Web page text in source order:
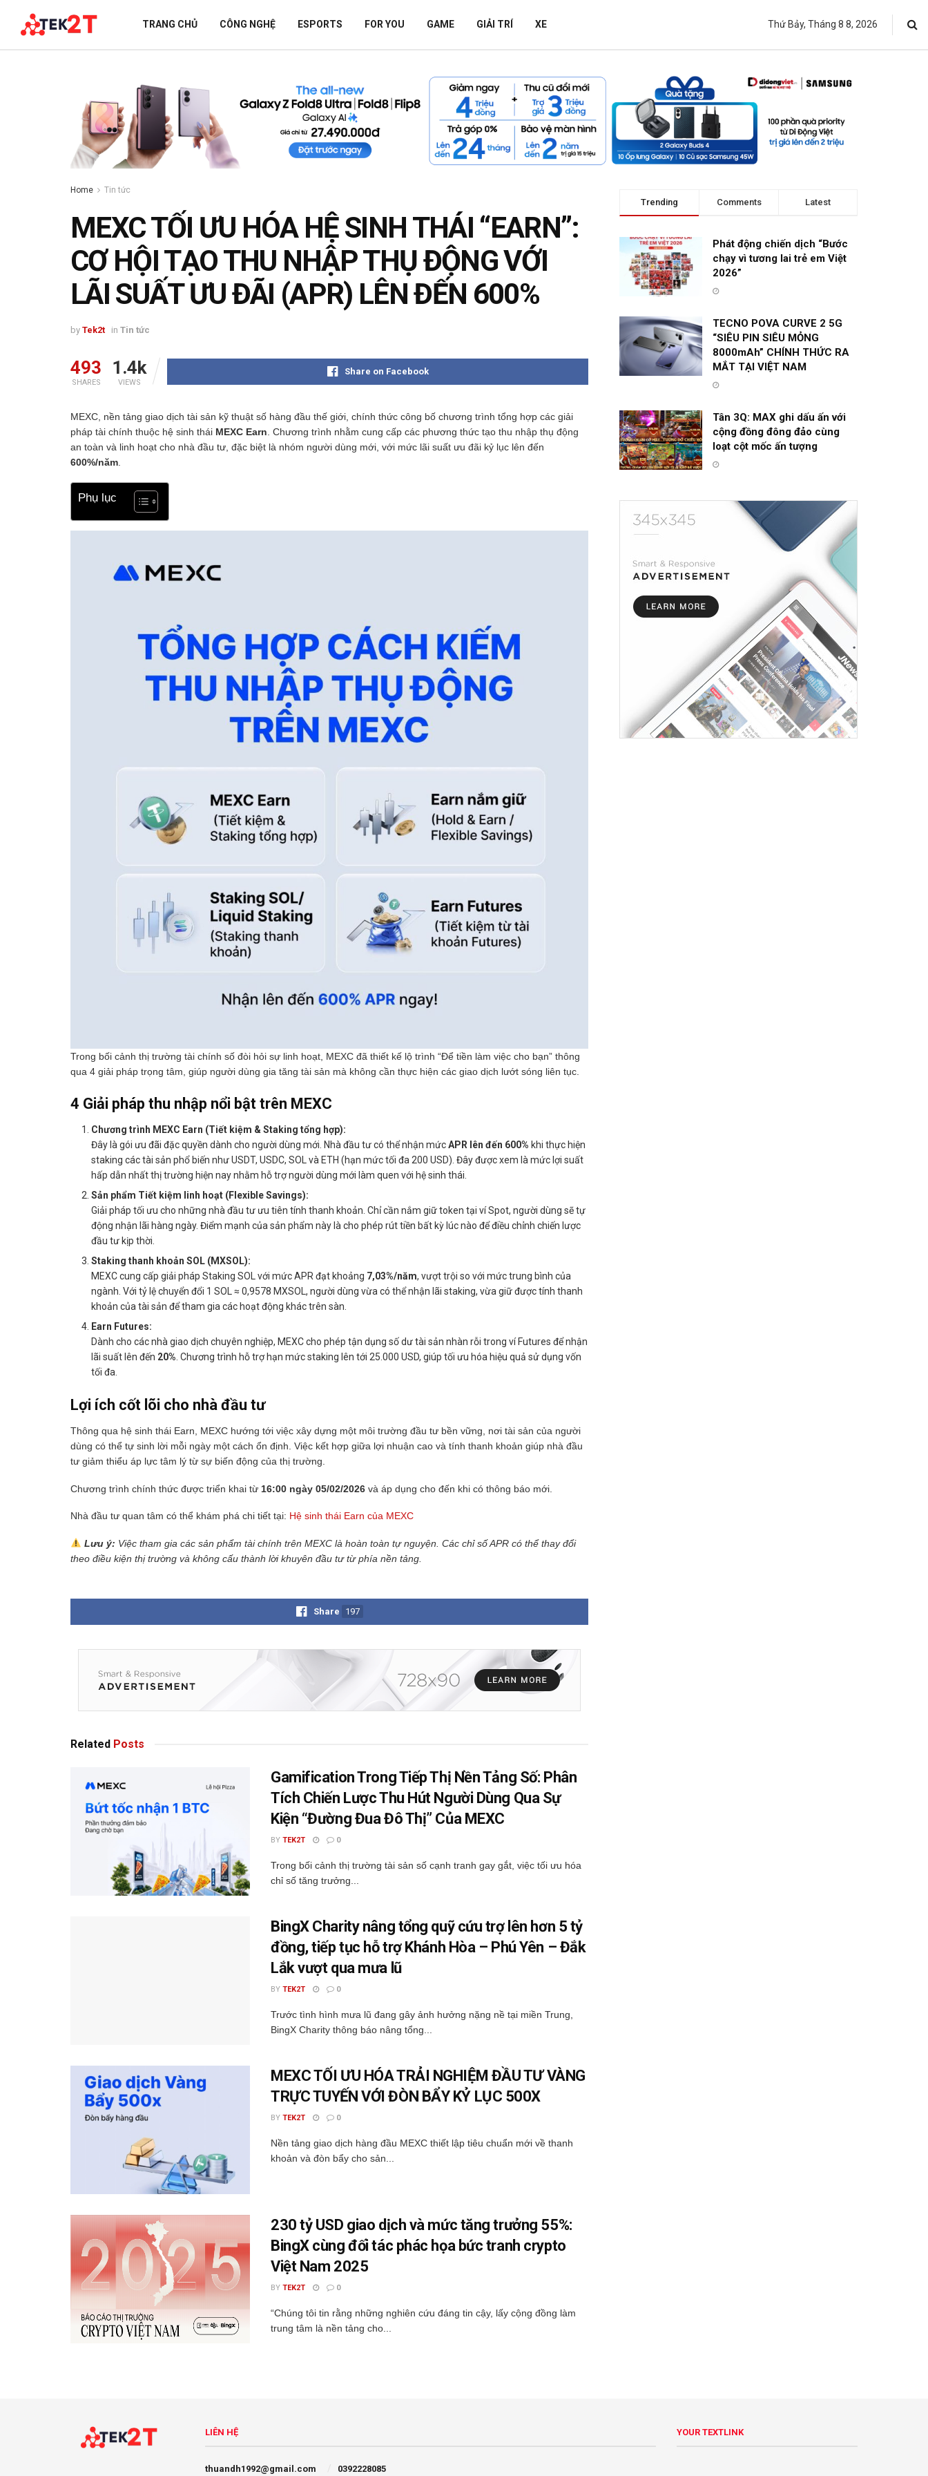
TRANG CHỦ CÔNG NGHỆ ESPORTS FOR YOU GAME GIẢI TRÍ XE Thứ Bảy, Tháng 8 8, 2026
Home Tin tức
MEXC TỐI ƯU HÓA HỆ SINH THÁI “EARN”:
CƠ HỘI TẠO THU NHẬP THỤ ĐỘNG VỚI
LÃI SUẤT ƯU ĐÃI (APR) LÊN ĐẾN 600%
by Tek2t in Tin tức
493
SHARES
1.4k
VIEWS
Share on Facebook
MEXC, nền tảng giao dịch tài sản kỹ thuật số hàng đầu thế giới, chính thức công bố chương trình tổng hợp các giải
pháp tài chính thuộc hệ sinh thái MEXC Earn . Chương trình nhằm cung cấp các phương thức tạo thu nhập thụ động
an toàn và linh hoạt cho nhà đầu tư, đặc biệt là nhóm người dùng mới, với mức lãi suất ưu đãi kỷ lục lên đến
600%/năm
Phụ lục
Trong bối cảnh thị trường tài chính số đòi hỏi sự linh hoạt, MEXC đã thiết kế lộ trình “Để tiền làm việc cho bạn” thông
qua 4 giải pháp trọng tâm, giúp người dùng gia tăng tài sản mà không cần thực hiện các giao dịch lướt sóng liên tục.
4 Giải pháp thu nhập nổi bật trên MEXC
Chương trình MEXC Earn (Tiết kiệm & Staking tổng hợp):
Đây là gói ưu đãi đặc quyền dành cho người dùng mới. Nhà đầu tư có thể nhận mứcAPR lên đến 600% khi thực hiện
staking các tài sản phổ biến như USDT, USDC, SOL và ETH (hạn mức tối đa 200 USD). Đây được xem là mức lợi suất
hấp dẫn nhất thị trường hiện nay nhằm hỗ trợ người dùng mới làm quen với hệ sinh thái.
Sản phẩm Tiết kiệm linh hoạt (Flexible Savings):
Giải pháp tối ưu cho những nhà đầu tư ưu tiên tính thanh khoản. Chỉ cần nắm giữ token tại ví Spot, người dùng sẽ tự
động nhận lãi hàng ngày. Điểm mạnh của sản phẩm này là cho phép rút tiền bất kỳ lúc nào để điều chỉnh chiến lược
đầu tư kịp thời.
Staking thanh khoản SOL (MXSOL):
MEXC cung cấp giải pháp Staking SOL với mức APR đạt khoảng 7,03%/năm, vượt trội so với mức trung bình của
ngành. Với tỷ lệ chuyển đổi 1 SOL ≈ 0,9578 MXSOL, người dùng vừa có thể nhận lãi staking, vừa giữ được tính thanh
khoản của tài sản để tham gia các hoạt động khác trên sàn.
Earn Futures:
Dành cho các nhà giao dịch chuyên nghiệp, MEXC cho phép tận dụng số dư tài sản nhàn rỗi trong ví Futures để nhận
lãi suất lên đến 20%. Chương trình hỗ trợ hạn mức staking lên tới 25.000 USD, giúp tối ưu hóa hiệu quả sử dụng vốn
tối đa.
Lợi ích cốt lõi cho nhà đầu tư
Thông qua hệ sinh thái Earn, MEXC hướng tới việc xây dựng một môi trường đầu tư bền vững, nơi tài sản của người
dùng có thể tự sinh lời mỗi ngày một cách ổn định. Việc kết hợp giữa lợi nhuận cao và tính thanh khoản giúp nhà đầu
tư giảm thiểu áp lực tâm lý từ sự biến động của thị trường.
Chương trình chính thức được triển khai từ 16:00 ngày 05/02/2026 và áp dụng cho đến khi có thông báo mới.
Nhà đầu tư quan tâm có thể khám phá chi tiết tại: Hệ sinh thái Earn của MEXC
Lưu ý: Việc tham gia các sản phẩm tài chính trên MEXC là hoàn toàn tự nguyện. Các chỉ số APR có thể thay đổi
theo điều kiện thị trường và không cấu thành lời khuyên đầu tư từ phía nền tảng.
Share 197
Related Posts
Gamification Trong Tiếp Thị Nền Tảng Số: Phân
Tích Chiến Lược Thu Hút Người Dùng Qua Sự
Kiện “Đường Đua Đô Thị” Của MEXC
BY TEK2T 0
Trong bối cảnh thị trường tài sản số cạnh tranh gay gắt, việc tối ưu hóa
chỉ số tăng trưởng...
BingX Charity nâng tổng quỹ cứu trợ lên hơn 5 tỷ
đồng, tiếp tục hỗ trợ Khánh Hòa – Phú Yên – Đắk
Lắk vượt qua mưa lũ
BY TEK2T 0
Trước tình hình mưa lũ đang gây ảnh hưởng nặng nề tại miền Trung,
BingX Charity thông báo nâng tổng...
MEXC TỐI ƯU HÓA TRẢI NGHIỆM ĐẦU TƯ VÀNG
TRỰC TUYẾN VỚI ĐÒN BẨY KỶ LỤC 500X
BY TEK2T 0
Nền tảng giao dịch hàng đầu MEXC thiết lập tiêu chuẩn mới về thanh
khoản và đòn bẩy cho sản...
230 tỷ USD giao dịch và mức tăng trưởng 55%:
BingX cùng đối tác phác họa bức tranh crypto
Việt Nam 2025
BY TEK2T 0
“Chúng tôi tin rằng những nghiên cứu đáng tin cậy, lấy cộng đồng làm
trung tâm là nền tảng cho...
Trending Comments Latest
Phát động chiến dịch “Bước
chạy vì tương lai trẻ em Việt
2026”
TECNO POVA CURVE 2 5G
“SIÊU PIN SIÊU MỎNG
8000mAh” CHÍNH THỨC RA
MẮT TẠI VIỆT NAM
Tân 3Q: MAX ghi dấu ấn với
cộng đồng đông đảo cùng
loạt cột mốc ấn tượng
LIÊN HỆ
thuandh1992@gmail.com 0392228085
YOUR TEXTLINK